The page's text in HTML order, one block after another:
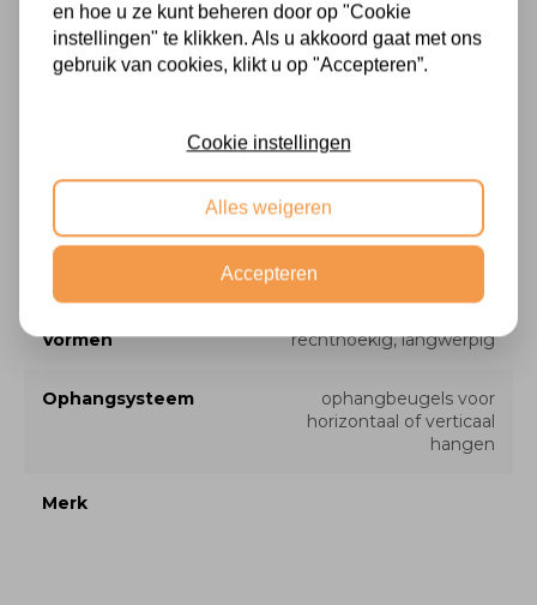
Materialen hout
wandspiegel, passpiegel
Vormen rechthoekig, langwerpig
Ophangsysteem
ophangbeugels voor
horizontaal of verticaal
hangen
Merk
en hoe u ze kunt beheren door op "Cookie
instellingen" te klikken. Als u akkoord gaat met ons
gebruik van cookies, klikt u op "Accepteren”.
Cookie instellingen
Alles weigeren
Accepteren